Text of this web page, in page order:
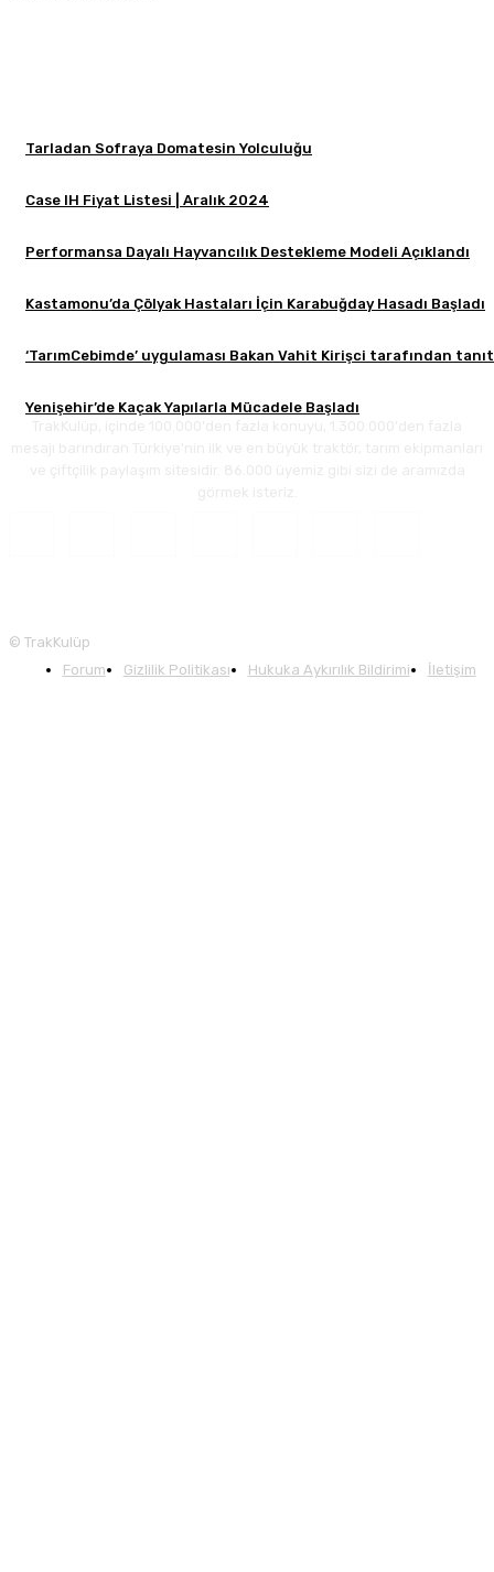
Tarladan Sofraya Domatesin Yolculuğu
Case IH Fiyat Listesi | Aralık 2024
Performansa Dayalı Hayvancılık Destekleme Modeli Açıklandı
Kastamonu’da Çölyak Hastaları İçin Karabuğday Hasadı Başladı
‘TarımCebimde’ uygulaması Bakan Vahit Kirişci tarafından
Yenişehir’de Kaçak Yapılarla Mücadele Başladı
© TrakKulüp
Forum
Gizlilik Politikası Hukuka Aykırılık Bildirimi İletişim